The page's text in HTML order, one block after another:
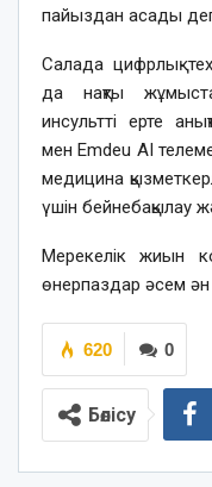
пайыздан асады
Салада цифрлық
да нақты
инсультті ерте
мен Emdeu AI
медицина
үшін бейнебақылау
Мерекелік жиын
өнерпаздар әсем
0
620
Бөлісу